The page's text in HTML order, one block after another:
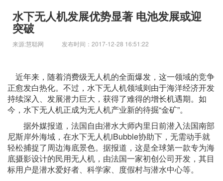
水下无人机发展优势显著 电池发展或迎
突破
来源:慧聪网 发布时间：2017-12-28 16:51:22
近年来，随着消费级无人机的全面爆发，这一领域的竞争
正愈发白热化。不过，水下无人机领域则由于海洋经济开发
持续深入、发展潜力巨大，获得了难得的增长机遇期。如
今，水下无人机正成为无人机产业新的待掘“金矿”。
据外媒报道，法国自由潜水大师内里日前潜入法国南部
尼斯岸外海域，在水下无人机iBubble协助下，无需动手就
轻松捕捉了周边海底景色。据报道，这是全球第一款专为海
底摄影设计的民用无人机，由法国一家初创公司开发，其目
标用户是潜水爱好者、科学家、度假村与潜水中心等。